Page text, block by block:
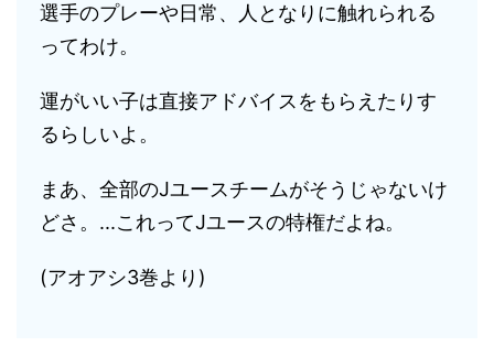
選手のプレーや日常、人となりに触れられる
ってわけ。
運がいい子は直接アドバイスをもらえたりす
るらしいよ。
まあ、全部のJユースチームがそうじゃないけ
どさ。...これってJユースの特権だよね。
(アオアシ3巻より)